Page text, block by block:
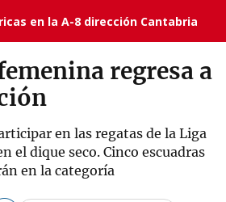
en la A-8 dirección Cantabria
regresa a
en las regatas de la Liga
el dique seco. Cinco escuadras
en la categoría